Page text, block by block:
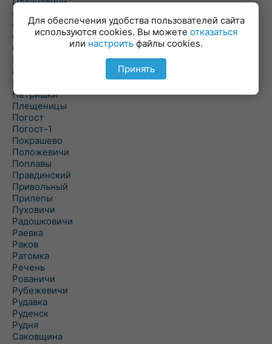
Омговичи
Оношки
Осовец
Острошицкий Городок
Пасека
Пастовичи
Першаи
Петришки
Плещеницы
Погост
Погост-1
Покрашево
Положевичи
Поплавы
Правдинский
Привольный
Прилепы
Пуховичи
Радошковичи
Раевка
Раков
Ратомка
Речень
Рованичи
Рубежевичи
Рудавка
Руденск
Рудня
Саковщина
Для обеспечения удобства пользователей сайта
используются cookies. Вы можете отказаться
или настроить файлы cookies.
Принять